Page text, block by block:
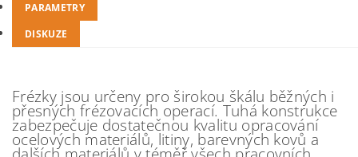
PARAMETRY
DISKUZE
Frézky jsou určeny pro širokou škálu běžných i
přesných frézovacích operací. Tuhá konstrukce
zabezpečuje dostatečnou kvalitu opracování
ocelových materiálů, litiny, barevných kovů a